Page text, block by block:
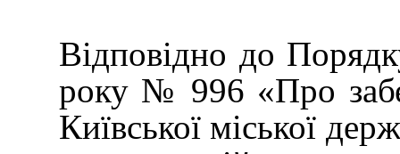
Відповідно до
року № 996 «Про
Київської міської